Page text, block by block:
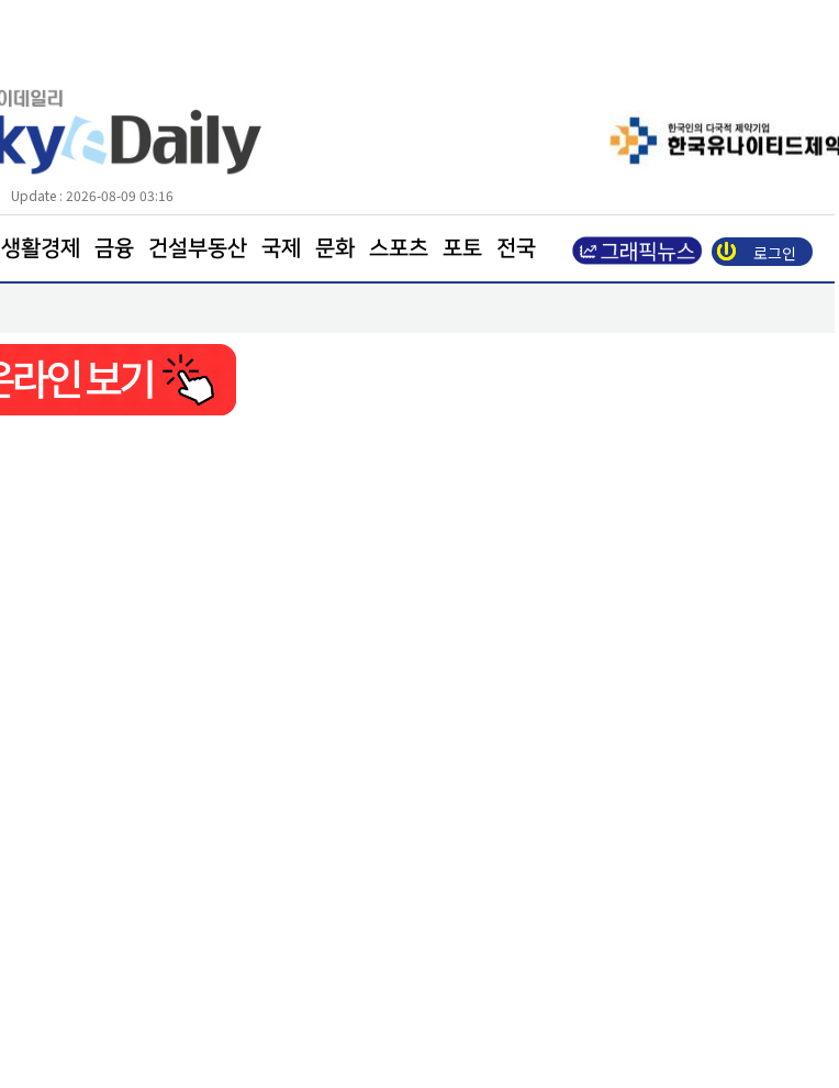
Update : 2026-08-09 03:16
생활경제 금융 건설부동산 국제 문화 스포츠 포토 전국 로그인